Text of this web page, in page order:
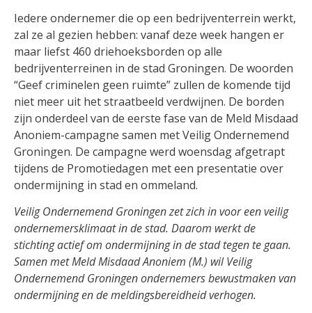
Iedere ondernemer die op een bedrijventerrein werkt,
zal ze al gezien hebben: vanaf deze week hangen er
maar liefst 460 driehoeksborden op alle
bedrijventerreinen in de stad Groningen. De woorden
“Geef criminelen geen ruimte” zullen de komende tijd
niet meer uit het straatbeeld verdwijnen. De borden
zijn onderdeel van de eerste fase van de Meld Misdaad
Anoniem-campagne samen met Veilig Ondernemend
Groningen. De campagne werd woensdag afgetrapt
tijdens de Promotiedagen met een presentatie over
ondermijning in stad en ommeland.
Veilig Ondernemend Groningen zet zich in voor een veilig
ondernemersklimaat in de stad. Daarom werkt de
stichting actief om ondermijning in de stad tegen te gaan.
Samen met Meld Misdaad Anoniem (M.) wil Veilig
Ondernemend Groningen ondernemers bewustmaken van
ondermijning en de meldingsbereidheid verhogen.